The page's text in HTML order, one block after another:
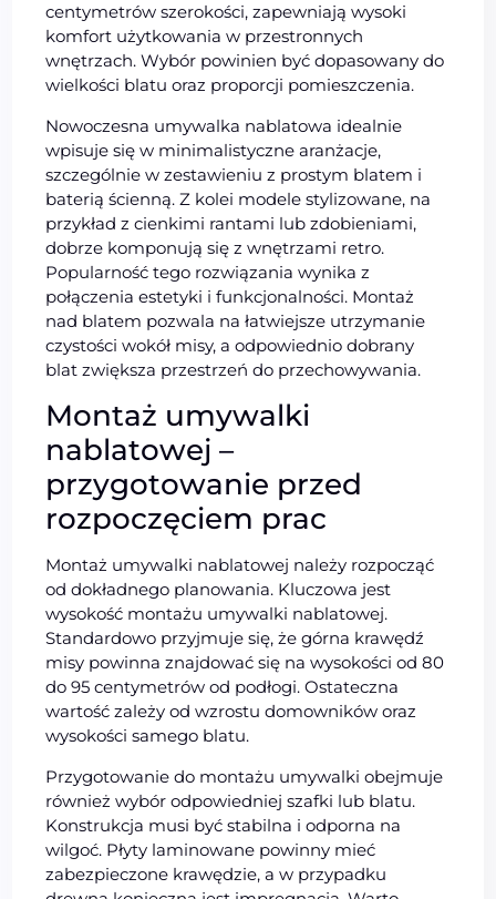
centymetrów szerokości, zapewniają wysoki
komfort użytkowania w przestronnych
wnętrzach. Wybór powinien być dopasowany do
wielkości blatu oraz proporcji pomieszczenia.
Nowoczesna umywalka nablatowa idealnie
wpisuje się w minimalistyczne aranżacje,
szczególnie w zestawieniu z prostym blatem i
baterią ścienną. Z kolei modele stylizowane, na
przykład z cienkimi rantami lub zdobieniami,
dobrze komponują się z wnętrzami retro.
Popularność tego rozwiązania wynika z
połączenia estetyki i funkcjonalności. Montaż
nad blatem pozwala na łatwiejsze utrzymanie
czystości wokół misy, a odpowiednio dobrany
blat zwiększa przestrzeń do przechowywania.
Montaż umywalki
nablatowej –
przygotowanie przed
rozpoczęciem prac
Montaż umywalki nablatowej należy rozpocząć
od dokładnego planowania. Kluczowa jest
wysokość montażu umywalki nablatowej.
Standardowo przyjmuje się, że górna krawędź
misy powinna znajdować się na wysokości od 80
do 95 centymetrów od podłogi. Ostateczna
wartość zależy od wzrostu domowników oraz
wysokości samego blatu.
Przygotowanie do montażu umywalki obejmuje
również wybór odpowiedniej szafki lub blatu.
Konstrukcja musi być stabilna i odporna na
wilgoć. Płyty laminowane powinny mieć
zabezpieczone krawędzie, a w przypadku